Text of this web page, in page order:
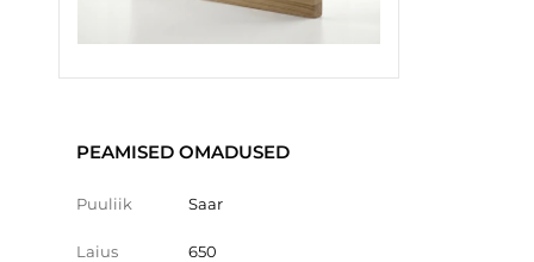
PEAMISED OMADUSED
Puuliik Saar
Laius 650